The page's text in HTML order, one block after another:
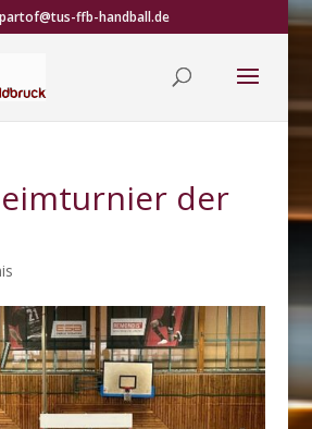
ffb-handball.de
der